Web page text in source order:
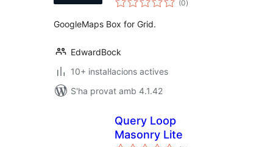
(0totals
)
GoogleMaps Box for Grid.
EdwardBock
10+ instal·lacions actives
S'ha provat amb 4.1.42
Query Loop
Masonry Lite